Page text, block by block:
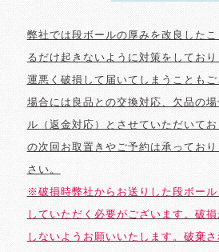
弊社では段ボールの厚みを改良した
るだけ起きないように対策をしてお
運悪く破損して届いてしまうことも
場合には良品との交換対応、欠品の
ル（返金対応）とさせていただいて
の次回お取置きやご予約は承ってお
さい。
※破損時弊社からお送りした段ボール
していただく必要がございます。破
しないようお願いいたします。破棄